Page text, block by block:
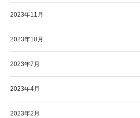
2023年11月
2023年10月
2023年7月
2023年4月
2023年2月